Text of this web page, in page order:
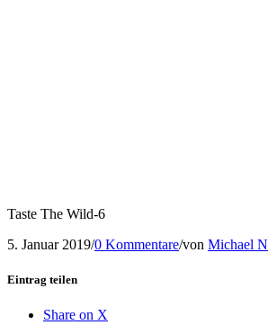
Taste The Wild-6
5. Januar 2019/0 Kommentare/von Michael
Eintrag teilen
Share on X